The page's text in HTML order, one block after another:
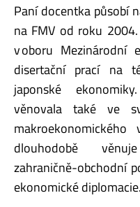
Paní docentka působí
na FMV od roku 2004.
v oboru Mezinárodní
disertační pracína
japonské ekonomiky
věnovala také ve
dlouhodobě
zahraničně-obchodní
ekonomické diplomacie.